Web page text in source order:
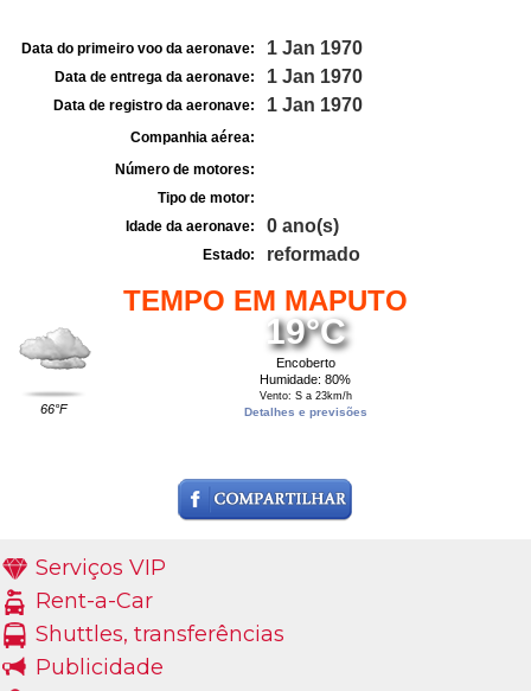
Data do primeiro voo da aeronave: 1 Jan 1970
Data de entrega da aeronave: 1 Jan 1970
Data de registro da aeronave: 1 Jan 1970
Companhia aérea:
Número de motores:
Tipo de motor:
Idade da aeronave:
0 ano(s)
Estado: reformado
TEMPO EM MAPUTO
66°F
19°C
Encoberto
Humidade: 80%
Vento: S a 23km/h
Detalhes e previsões
Serviços VIP
Rent-a-Car
Shuttles, transferências
Publicidade